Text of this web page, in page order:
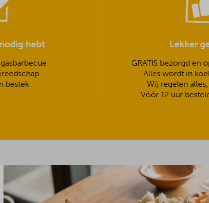
hebt
bestek
Lekker
GRATIS bezorgd en
Alles wordt in
Wij regelen
Vóór 12 uur